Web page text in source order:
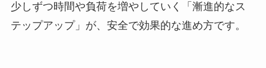
少しずつ時間や負荷を増やしていく「漸進的なス
テップアップ」が、安全で効果的な進め方です。